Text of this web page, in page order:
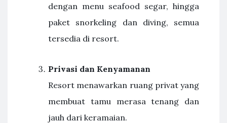
dengan menu seafood segar, hingga
paket snorkeling dan diving, semua
tersedia di resort.
Privasi dan Kenyamanan
Resort menawarkan ruang privat yang
membuat tamu merasa tenang dan
jauh dari keramaian.